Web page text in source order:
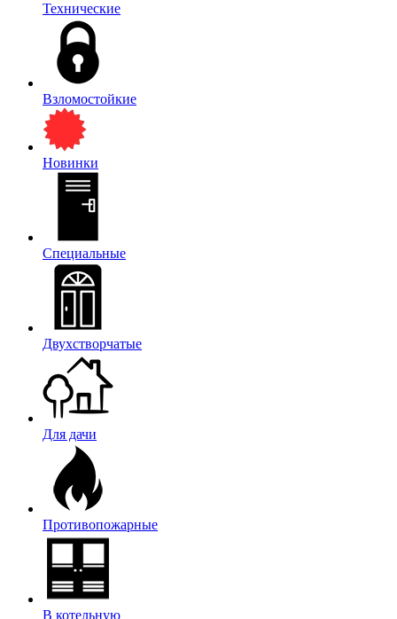
Технические
Взломостойкие
Новинки
Специальные
Двухстворчатые
Для дачи
Противопожарные
В котельную